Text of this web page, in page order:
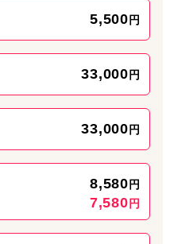
お問い合わせください！
業します！
iPhone修理ダイワンテレコ
時まで
通常営業しておりま
5,500 円
33,000 円
33,000 円
8,580 円
7,580 円